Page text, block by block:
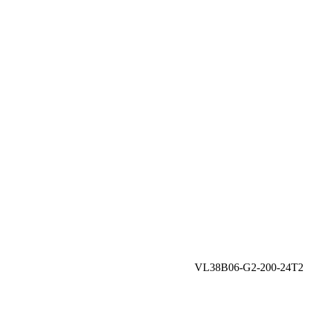
VL38B06-G2-200-24T2